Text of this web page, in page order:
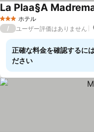
3 ホテルのランク
ホテル
La Plaa§A
/ ユーザー評価はありません
正確な料金を確認するに
ださい